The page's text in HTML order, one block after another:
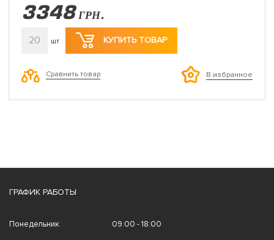
3348 ГРН.
20 шт КУПИТЬ ТОВАР
Сравнить товар В избранное
ГРАФИК РАБОТЫ
Понедельник 09:00 - 18:00